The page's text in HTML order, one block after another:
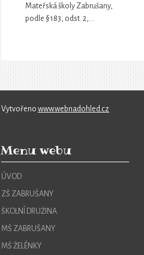
Mateřská školy Zabrušany,
podle § 183, odst. 2,…
Vytvořeno www.webnadohled.cz
Menu webu
ÚVOD
ZŠ ZABRUŠANY
ŠKOLNÍ DRUŽINA
MŠ ZABRUŠANY
MŠ ŽELÉNKY